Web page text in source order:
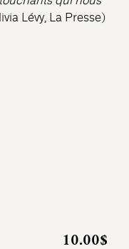
Lévy, La Presse)
10.00$